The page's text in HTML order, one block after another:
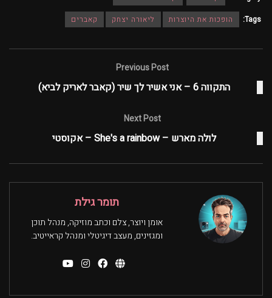
Tags:
הופכות את היוצרות ליאורה יצחק קאברים
Previous Post
התקווה 6 – אני אשיר לך שיר (קאבר לאריק לביא)
Next Post
לולה מארש – She's a rainbow – אקוסטי
תומר גילת
אומן ויוצר, צלם וכתב מוזיקה, מנהל תוכן
ומגזינים, מעצב דיגיטלי ומנהל קראייטיב.